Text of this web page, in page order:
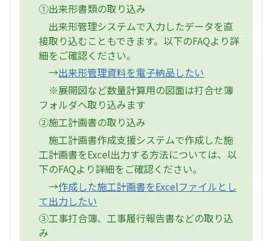
①出来形書類の取り込み
出来形管理システムで入力したデータを直
接取り込むこともできます。以下のFAQより詳
細をご確認ください。
→出来形管理資料を電子納品したい
※展開図など数量計算用の図面は打合せ簿
フォルダへ取り込みます
②施工計画書の取り込み
施工計画書作成支援システムで作成した施
工計画書をExcel出力する方法については、以
下のFAQより詳細をご確認ください。
→作成した施工計画書をExcelファイルとし
て出力したい
③工事打合簿、工事履行報告書などの取り込
み